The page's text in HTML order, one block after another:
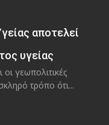
αποτελεί
υγείας
γεωπολιτικές
τρόπο ότι...